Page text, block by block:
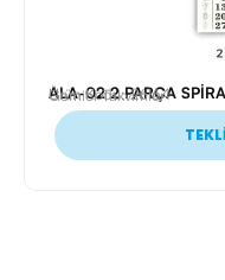
Ürün Kodu: 26164
Gemici Takvimler